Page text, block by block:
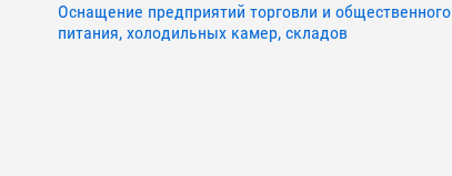
Оснащение предприятий торговли и общественного
питания, холодильных камер, складов